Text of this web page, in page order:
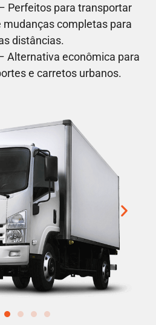
Perfeitos para transportar
mudanças completas para
distâncias.
Alternativa econômica para
e carretos urbanos.